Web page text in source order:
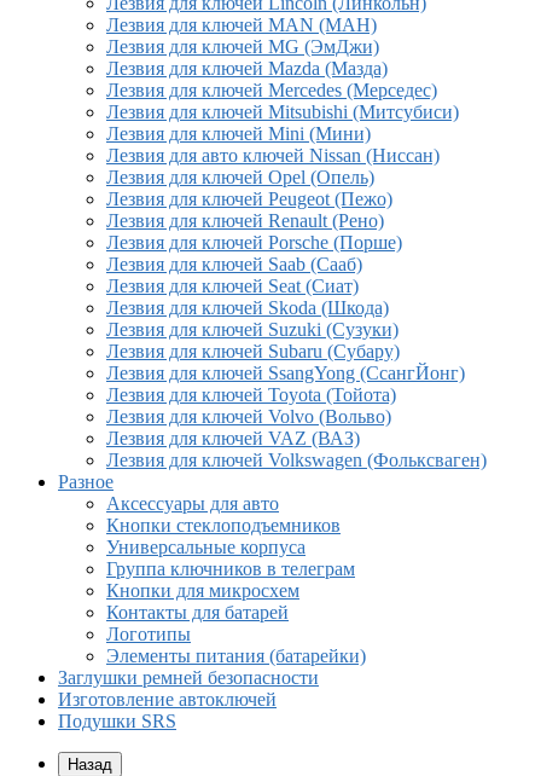
Лезвия для ключей MAN (МАН)
Лезвия для ключей MG (ЭмДжи)
Лезвия для ключей Mazda (Мазда)
Лезвия для ключей Mercedes (Мерседес)
Лезвия для ключей Mitsubishi (Митсубиси)
Лезвия для ключей Mini (Мини)
Лезвия для авто ключей Nissan (Ниссан)
Лезвия для ключей Opel (Опель)
Лезвия для ключей Peugeot (Пежо)
Лезвия для ключей Renault (Рено)
Лезвия для ключей Porsche (Порше)
Лезвия для ключей Saab (Сааб)
Лезвия для ключей Seat (Сиат)
Лезвия для ключей Skoda (Шкода)
Лезвия для ключей Suzuki (Сузуки)
Лезвия для ключей Subaru (Субару)
Лезвия для ключей SsangYong (СсангЙонг)
Лезвия для ключей Toyota (Тойота)
Лезвия для ключей Volvo (Вольво)
Лезвия для ключей VAZ (ВАЗ)
Лезвия для ключей Volkswagen (Фольксваген)
Разное
Aксессуары для авто
Кнопки стеклоподъемников
Универсальные корпуса
Группа ключников в телеграм
Кнопки для микросхем
Контакты для батарей
Логотипы
Элементы питания (батарейки)
Заглушки ремней безопасности
Изготовление автоключей
Подушки SRS
Назад